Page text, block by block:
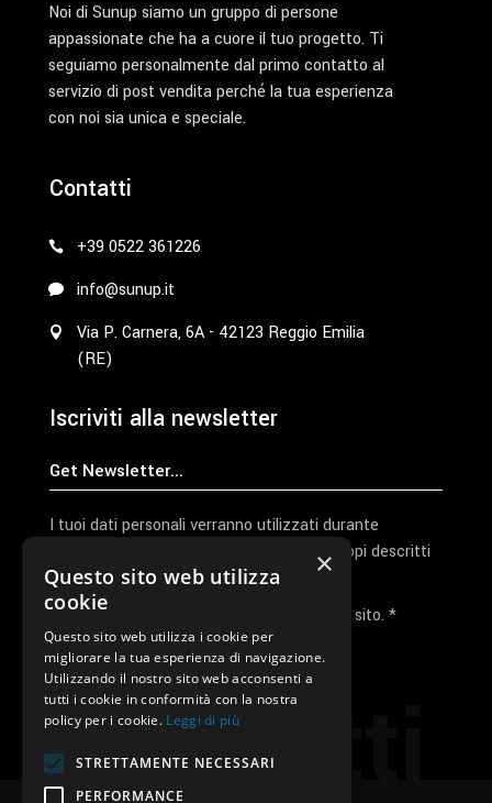
Contatti
Noi di Sunup siamo un gruppo di persone
appassionate che ha a cuore il tuo progetto. Ti
seguiamo personalmente dal primo contatto al
servizio di post vendita perché la tua esperienza
con noi sia unica e speciale.
Contatti
+39 0522 361226
info@sunup.it
Via P. Carnera, 6A - 42123 Reggio Emilia
(RE)
Iscriviti alla newsletter
I tuoi dati personali verranno utilizzati durante
l'elaborazione della richiesta e per altri scopi descritti
nella nostraprivacy policy
Ho letto e accetto la privacy policy del sito. *
Invia I Dati
×
Questo sito web utilizza
cookie
Questo sito web utilizza i cookie per
migliorare la tua esperienza di navigazione.
Utilizzando il nostro sito web acconsenti a
tutti i cookie in conformità con la nostra
policy per i cookie. Leggi di più
STRETTAMENTE NECESSARI
PERFORMANCE